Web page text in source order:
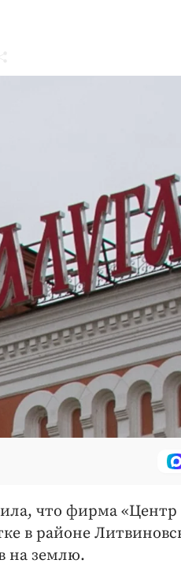
что фирма «Центр
в районе
на землю.